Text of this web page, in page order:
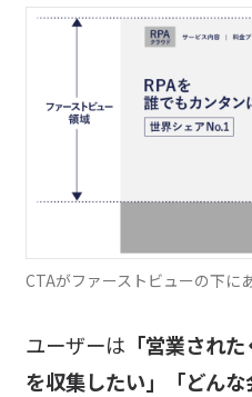
CTAがファーストビューの下に
ユーザーは 「営業され
を収集したい」 「どんな